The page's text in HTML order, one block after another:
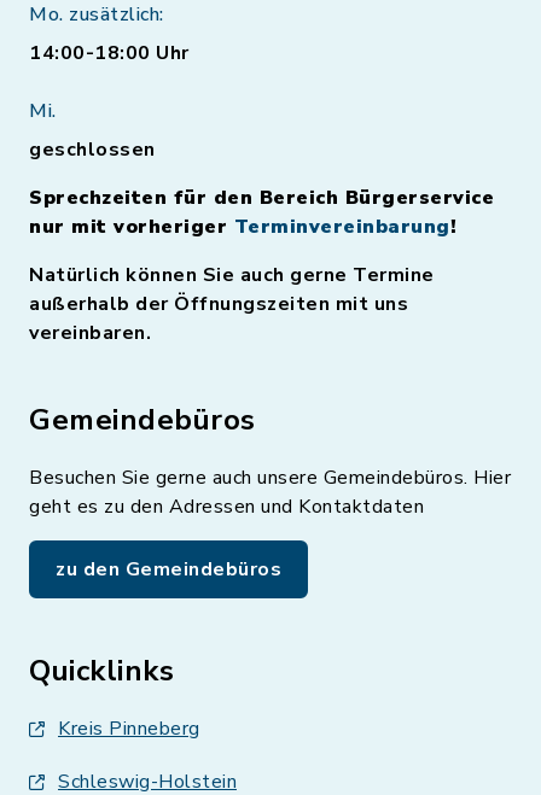
Mo. zusätzlich:
14:00-18:00 Uhr
Mi.
geschlossen
Sprechzeiten für den Bereich Bürgerservice
nur mit vorheriger Terminvereinbarung!
Natürlich können Sie auch gerne Termine
außerhalb der Öffnungszeiten mit uns
vereinbaren.
Gemeindebüros
Besuchen Sie gerne auch unsere Gemeindebüros. Hier
geht es zu den Adressen und Kontaktdaten
zu den Gemeindebüros
Quicklinks
Kreis Pinneberg
Schleswig-Holstein